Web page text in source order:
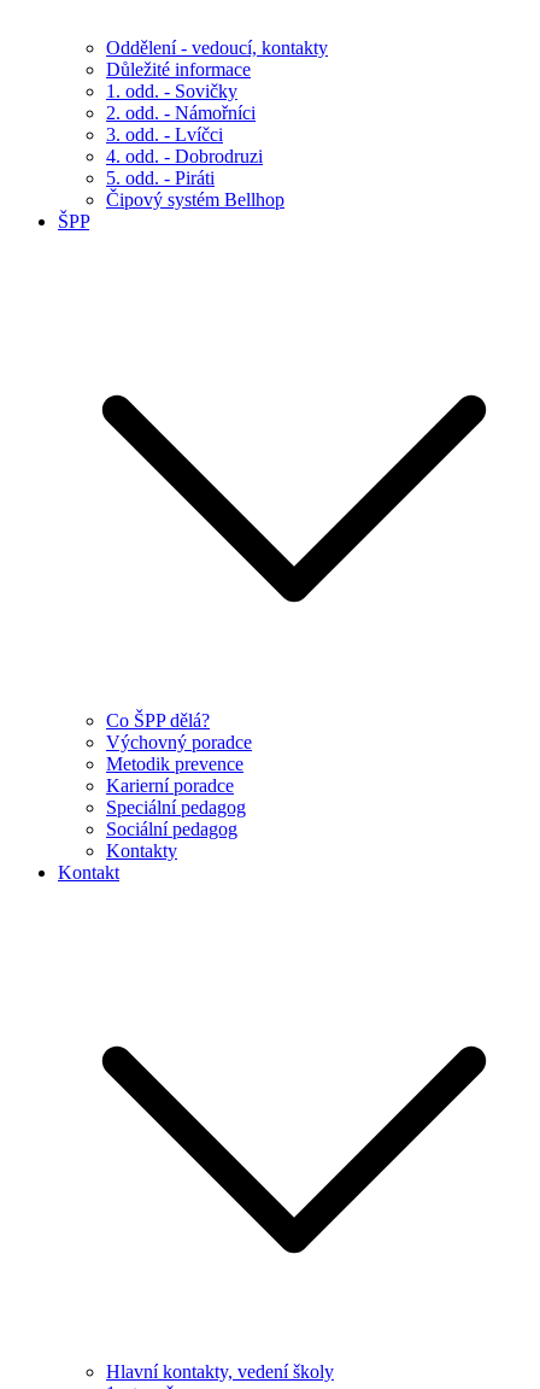
Oddělení - vedoucí, kontakty
Důležité informace
1. odd. - Sovičky
2. odd. - Námořníci
3. odd. - Lvíčci
4. odd. - Dobrodruzi
5. odd. - Piráti
Čipový systém Bellhop
ŠPP
Co ŠPP dělá?
Výchovný poradce
Metodik prevence
Karierní poradce
Speciální pedagog
Sociální pedagog
Kontakty
Kontakt
Hlavní kontakty, vedení školy